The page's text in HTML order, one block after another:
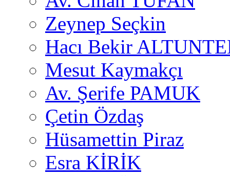
Zeynep Seçkin
Hacı Bekir
Mesut Kaymakçı
Av. Şerife PAMUK
Çetin Özdaş
Hüsamettin Piraz
Esra KİRİK